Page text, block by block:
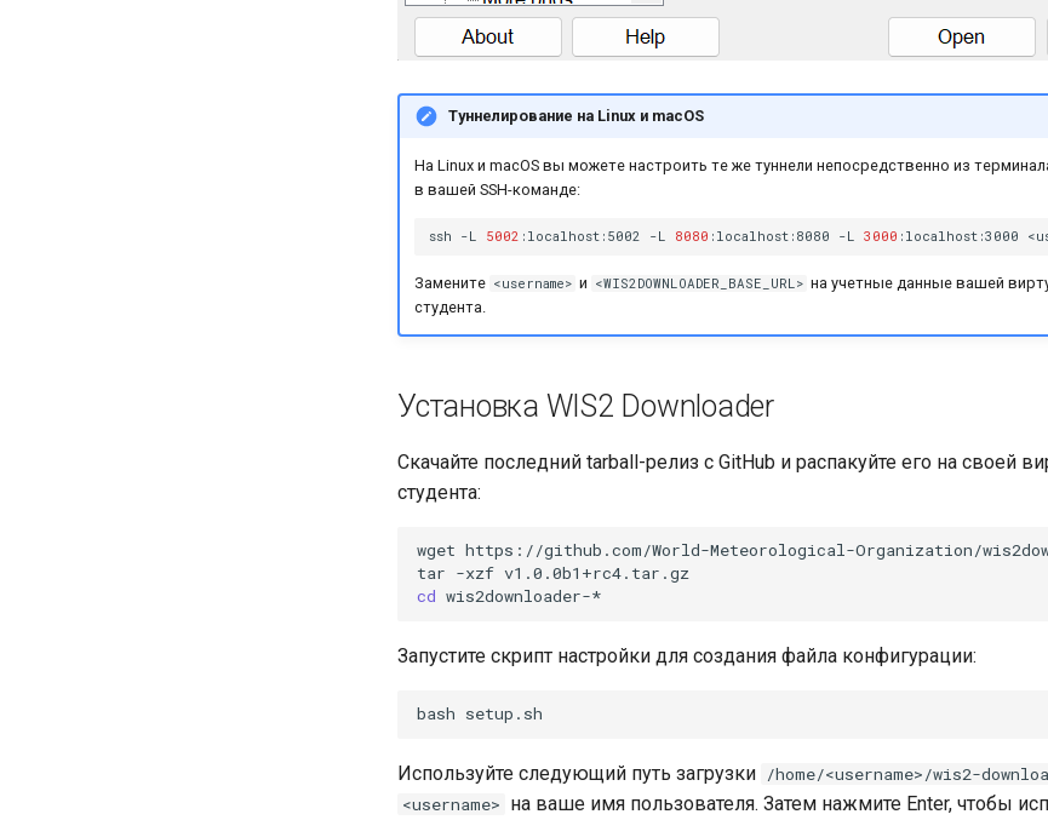
Туннелирование на Linux и macOS
На Linux и macOS вы можете настроить те же туннели непосредственно из
в вашей SSH-команде:
ssh -L 5002 :localhost:5002 -L 8080 :localhost:8080 -L 3000 :localhost:3000
Замените <username> и <WIS2DOWNLOADER_BASE_URL> на учетные данные вашей
студента.
Установка WIS2 Downloader
Скачайте последний tarball-релиз с GitHub и распакуйте его на своей
студента:
wget https://github.com/World-Meteorological-Organization/
tar -xzf
cd
Запустите скрипт настройки для создания файла конфигурации:
bash
Используйте следующий путь загрузки /home/<username>/wis2-
<username> на ваше имя пользователя. Затем нажмите Enter, чтобы